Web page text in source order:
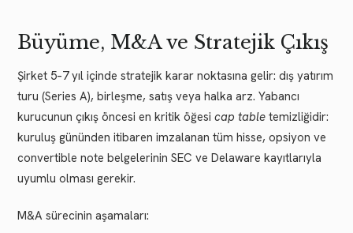
Büyüme, M&A ve Stratejik Çıkış
Şirket 5–7 yıl içinde stratejik karar noktasına gelir: dış yatırım
turu (Series A), birleşme, satış veya halka arz. Yabancı
kurucunun çıkış öncesi en kritik öğesi cap table temizliğidir:
kuruluş gününden itibaren imzalanan tüm hisse, opsiyon ve
convertible note belgelerinin SEC ve Delaware kayıtlarıyla
uyumlu olması gerekir.
M&A sürecinin aşamaları: